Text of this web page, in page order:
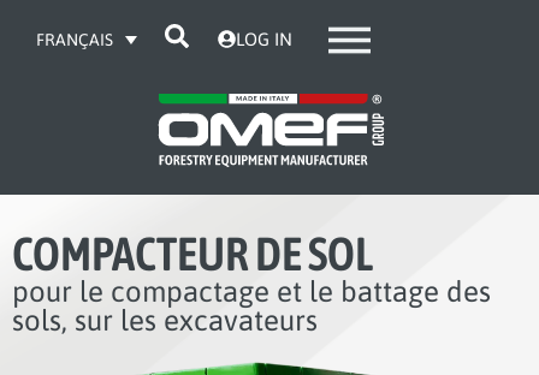
FRANÇAIS LOG IN
COMPACTEUR DE SOL
pour le compactage et le battage des
sols, sur les excavateurs